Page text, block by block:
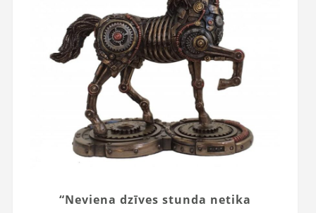
“Neviena dzīves stunda netika